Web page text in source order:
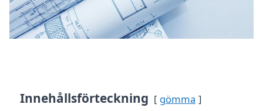
Innehållsförteckning gömma